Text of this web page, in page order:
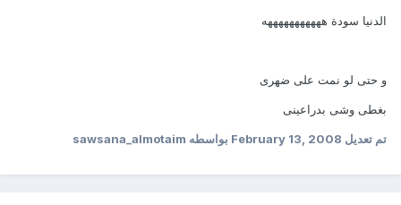
الدنيا سودة هههههههههههه
و حتى لو نمت على ضهرى
بغطى وشى بدراعينى
تم تعديلFebruary 13, 2008بواسطه sawsana_almotaim